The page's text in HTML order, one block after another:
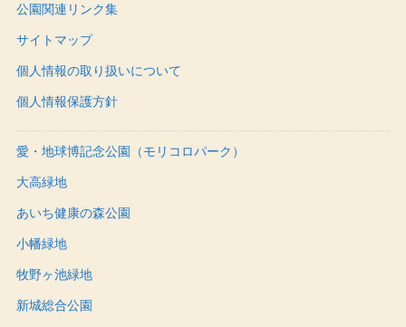
公園関連リンク集
サイトマップ
個人情報の取り扱いについて
個人情報保護方針
愛・地球博記念公園（モリコロパーク）
大高緑地
あいち健康の森公園
小幡緑地
牧野ヶ池緑地
新城総合公園